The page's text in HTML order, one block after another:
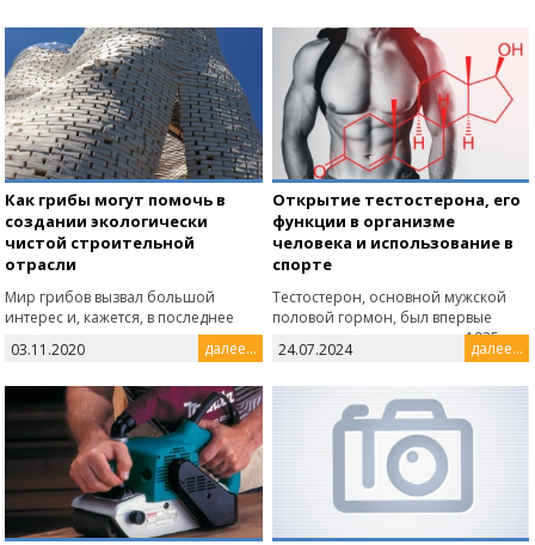
Как грибы могут помочь в
создании экологически
чистой строительной
отрасли
Мир грибов вызвал большой
интерес и, кажется, в последнее
модным.Новаявыставкав...
03.11.2020 далее...
Открытие тестостерона, его
функции в организме
человека и использование в
спорте
Тестостерон, основной мужской
половой гормон, был впервые
выделен и синтезирован в 1935
году. До этого, в начале XX века...
24.07.2024 далее...